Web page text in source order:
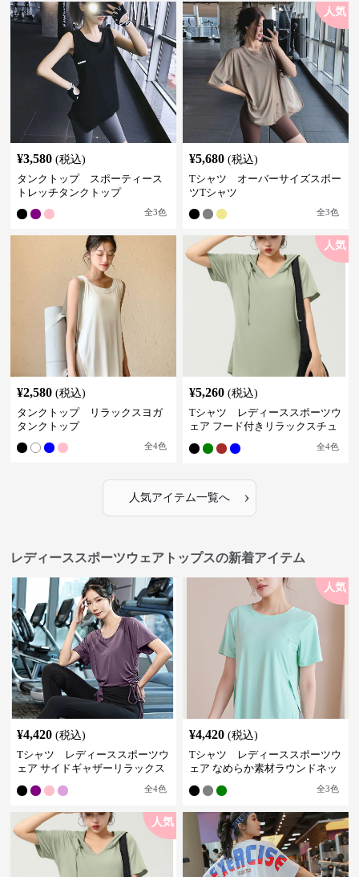
¥3,580 (税込)
タンクトップ スポーティース
トレッチタンクトップ
全3色
人気
¥5,680 (税込)
Tシャツ オーバーサイズスポー
ツTシャツ
全3色
¥2,580 (税込)
タンクトップ リラックスヨガ
タンクトップ
全4色
人気
¥5,260 (税込)
Tシャツ レディーススポーツウ
ェア フード付きリラックスチュ
全4色
人気アイテム一覧へ ›
レディーススポーツウェアトップスの新着アイテム
¥4,420 (税込)
Tシャツ レディーススポーツウ
ェア サイドギャザーリラックス
全4色
人気
¥4,420 (税込)
Tシャツ レディーススポーツウ
ェア なめらか素材ラウンドネッ
全3色
人気